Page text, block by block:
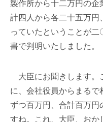
製作所から十二万円の企
計四人から各二十五万円
っていたということが
書で判明いたしました。
大臣にお聞きします。
に、会社役員からまるで
ずつ百万円、合計百万円
すね。これ、大臣、おか